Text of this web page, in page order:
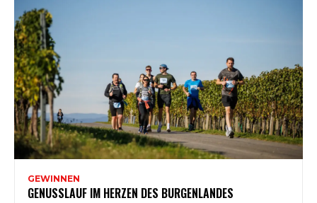
GEWINNEN
GENUSSLAUF IM HERZEN DES BURGENLANDES